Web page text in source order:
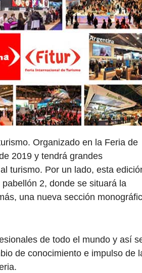
Organizado en la Feria de
2019 y tendrá grandes
turismo. Por un lado, esta
2, donde se situará la
una nueva sección
de todo el mundo y así
de conocimiento e impulso de